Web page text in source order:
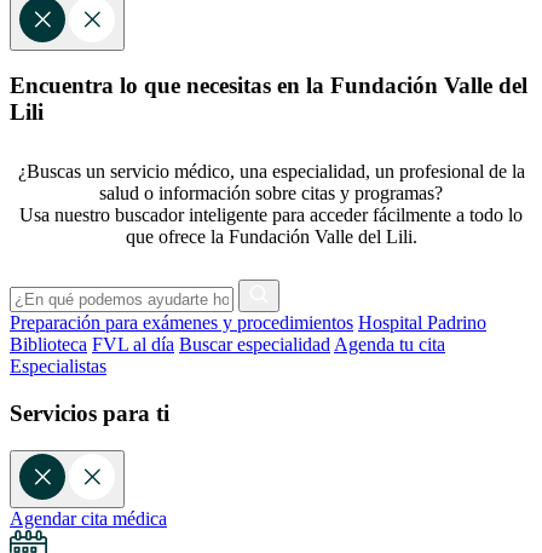
Encuentra lo que necesitas en la Fundación Valle del
Lili
¿Buscas un servicio médico, una especialidad, un profesional de la
salud o información sobre citas y programas?
Usa nuestro buscador inteligente para acceder fácilmente a todo lo
que ofrece la Fundación Valle del Lili.
Preparación para exámenes y procedimientos Hospital Padrino
Biblioteca FVL al día Buscar especialidad Agenda tu cita
Especialistas
Servicios para ti
Agendar cita médica